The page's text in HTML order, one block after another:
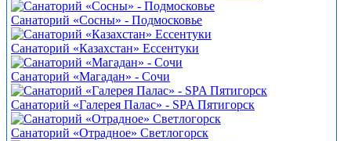
Санаторий «Сосны» - Подмосковье
Санаторий «Казахстан» Ессентуки
Санаторий «Магадан» - Сочи
Санаторий «Галерея Палас» - SPA Пятигорск
Санаторий «Отрадное» Светлогорск